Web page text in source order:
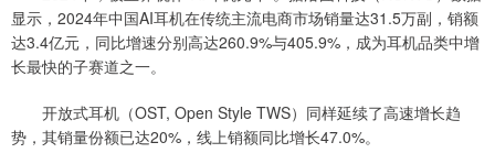
显示，2024年中国AI耳机在传统主流电商市场销量达31.5万副，销额
达3.4亿元，同比增速分别高达260.9%与405.9%，成为耳机品类中增
长最快的子赛道之一。
开放式耳机（OST, Open Style TWS）同样延续了高速增长趋
势，其销量份额已达20%，线上销额同比增长47.0%。